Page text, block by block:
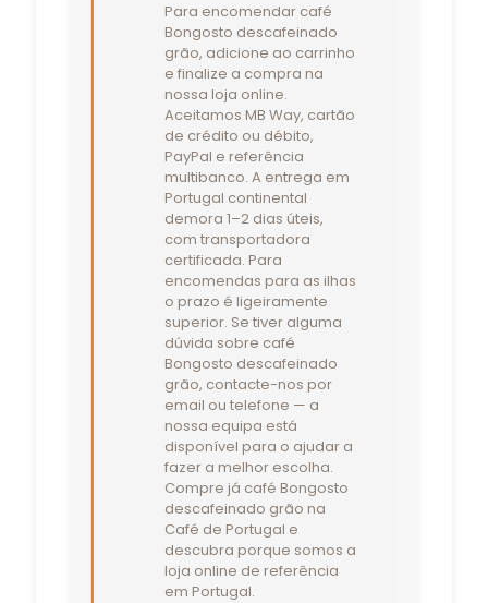
Para encomendar café
Bongosto descafeinado
grão, adicione ao carrinho
e finalize a compra na
nossa loja online.
Aceitamos MB Way, cartão
de crédito ou débito,
PayPal e referência
multibanco. A entrega em
Portugal continental
demora 1–2 dias úteis,
com transportadora
certificada. Para
encomendas para as ilhas
o prazo é ligeiramente
superior. Se tiver alguma
dúvida sobre café
Bongosto descafeinado
grão, contacte-nos por
email ou telefone — a
nossa equipa está
disponível para o ajudar a
fazer a melhor escolha.
Compre já café Bongosto
descafeinado grão na
Café de Portugal e
descubra porque somos a
loja online de referência
em Portugal.